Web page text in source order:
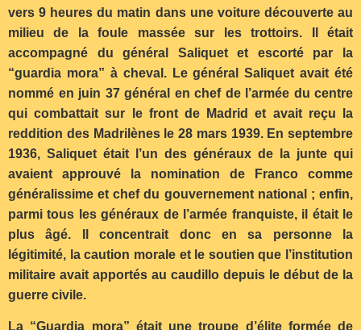
vers 9 heures du matin dans une voiture découverte au
milieu de la foule massée sur les trottoirs. Il était
accompagné du général Saliquet et escorté par la
“guardia mora” à cheval. Le général Saliquet avait été
nommé en juin 37 général en chef de l’armée du centre
qui combattait sur le front de Madrid et avait reçu la
reddition des Madrilènes le 28 mars 1939. En septembre
1936, Saliquet était l’un des généraux de la junte qui
avaient approuvé la nomination de Franco comme
généralissime et chef du gouvernement national ; enfin,
parmi tous les généraux de l’armée franquiste, il était le
plus âgé. Il concentrait donc en sa personne la
légitimité, la caution morale et le soutien que l’institution
militaire avait apportés au caudillo depuis le début de la
guerre civile.
La “Guardia mora” était une troupe d’élite formée de